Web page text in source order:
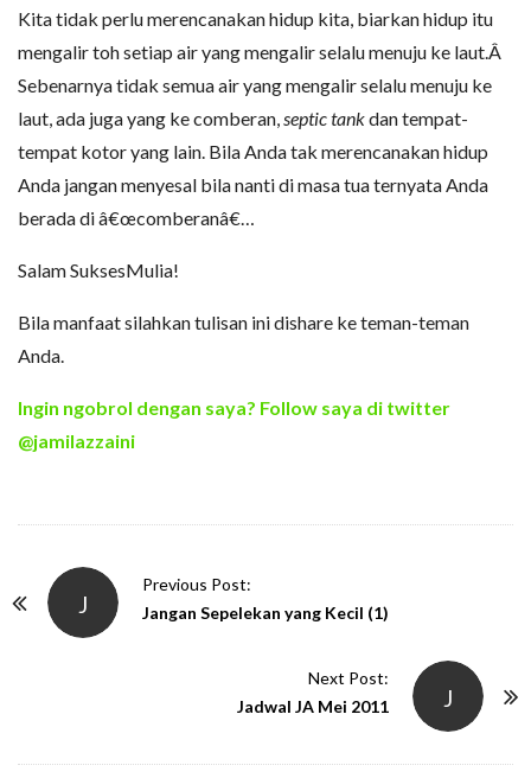
Kita tidak perlu merencanakan hidup kita, biarkan hidup itu
mengalir toh setiap air yang mengalir selalu menuju ke laut.Â
Sebenarnya tidak semua air yang mengalir selalu menuju ke
laut, ada juga yang ke comberan,septic tankdan tempat-
tempat kotor yang lain. Bila Anda tak merencanakan hidup
Anda jangan menyesal bila nanti di masa tua ternyata Anda
berada di â€œcomberanâ€…
Salam SuksesMulia!
Bila manfaat silahkan tulisan ini dishare ke teman-teman
Anda.
Ingin ngobrol dengan saya? Follow saya di twitter
@jamilazzaini
J
Previous Post:
Jangan Sepelekan yang Kecil (1)
J
Next Post:
Jadwal JA Mei 2011